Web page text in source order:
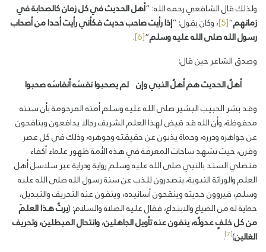
ولذلك قال الشافعي رحمه الله: “أهلالحديثفيكلزمانكالصحابةفي
زمانهم“
[5] ، وكان يقول: “إذارأيتصاحبحديثفكأنيرأيتأحدامنأصحاب
رسولاللهصلىاللهعليهوسلم“
[6]
.
وصدق الشاعر حين قال:
أهلُالحديثهمأهلُالنبيوإن لميصحبوانفسَهأنفاسَهصحبوا
وقد بشر الحبيب البشير صلى الله عليه وسلم أمته المرحومة بأن سنته
محفوظة، وأن الله قد قيض لهذا العلم الشريف رجالا يدافعون وينافحون
عن جواهره ودرره، وحماة يذبون عن حقيقته وجوهره، وذلك في كل عصر
وقرن، حيث تشهد ساحات المعرفة في هذه الأمة ظهور علماء أكفاء
متصلي السند بالنبي صلى الله عليه وسلم رواية ودراية عبر سلاسل أهل
العلم والوراثة النبوية، يتصدرون للذب عن سنة رسول الله صلى الله عليه
وسلم، فيروون حديثه وينقحون أسانيده، وينفون عنه التحريف والتبديل،
حماية له من الضياع والابتداع، فقال عليه الصلاة والسلام: (يرثُ هذا العلمَ
من كل خلفٍ عدولُه، ينفون عنه تأويل الجاهلين، وانتحال المبطلين، وتحريف
الغالين)
[7]
.